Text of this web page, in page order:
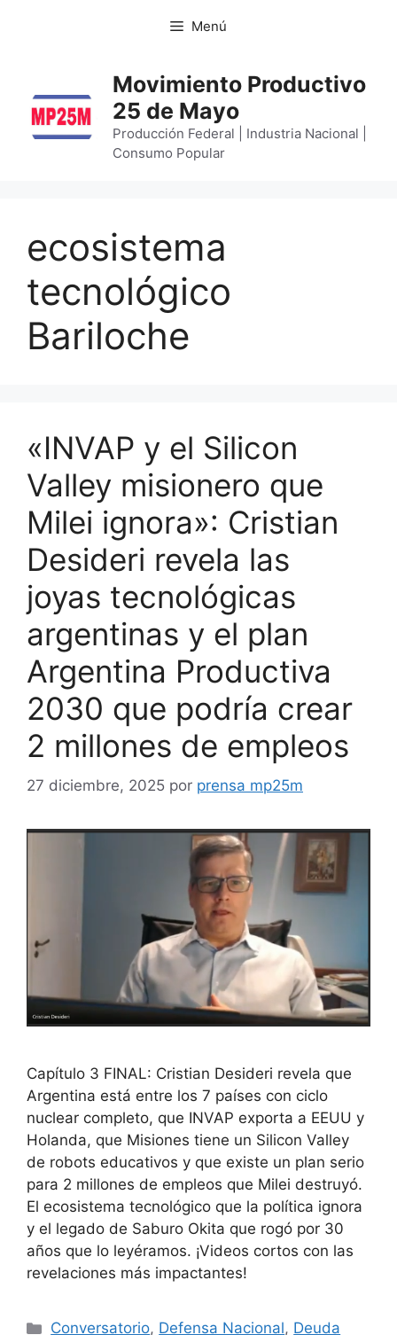
Menú
Movimiento Productivo
25 de Mayo
Producción Federal | Industria Nacional |
Consumo Popular
ecosistema
tecnológico
Bariloche
«INVAP y el Silicon
Valley misionero que
Milei ignora»: Cristian
Desideri revela las
joyas tecnológicas
argentinas y el plan
Argentina Productiva
2030 que podría crear
2 millones de empleos
27 diciembre, 2025 por prensa mp25m
Capítulo 3 FINAL: Cristian Desideri revela que
Argentina está entre los 7 países con ciclo
nuclear completo, que INVAP exporta a EEUU y
Holanda, que Misiones tiene un Silicon Valley
de robots educativos y que existe un plan serio
para 2 millones de empleos que Milei destruyó.
El ecosistema tecnológico que la política ignora
y el legado de Saburo Okita que rogó por 30
años que lo leyéramos. ¡Videos cortos con las
revelaciones más impactantes!
Conversatorio, Defensa Nacional, Deuda